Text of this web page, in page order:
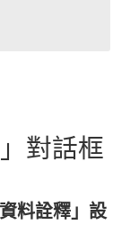
對話框
資料詮釋」設